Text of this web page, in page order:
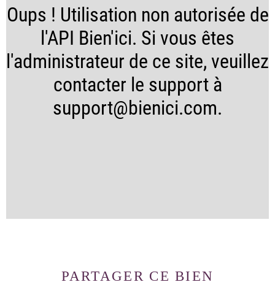
Oups ! Utilisation non autorisée de
l'API Bien'ici. Si vous êtes
l'administrateur de ce site, veuillez
contacter le support à
support@bienici.com.
PARTAGER CE BIEN